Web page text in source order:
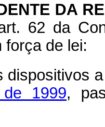
DA
62 da
força de lei:
dispositivos
1999,